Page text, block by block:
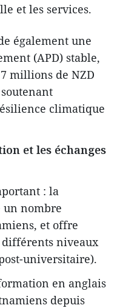
et les services.
également une
(APD) stable,
millions de NZD
climatique
et les échanges
: la
un nombre
et offre
différents niveaux
universitaire).
en anglais
depuis